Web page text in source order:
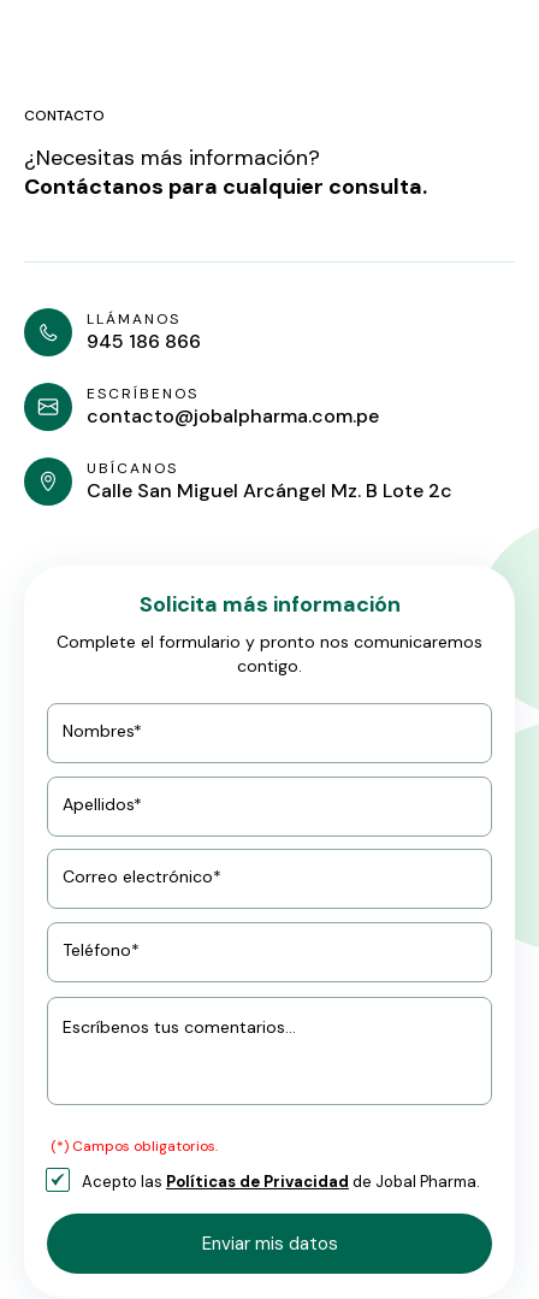
CONTACTO
¿Necesitas más información?
Contáctanos para cualquier consulta.
945 186 866
LLÁMANOS
contacto@jobalpharma.com.pe
ESCRÍBENOS
Calle San Miguel Arcángel Mz. B Lote 2c
UBÍCANOS
Solicita más información
Complete el formulario y pronto nos comunicaremos
contigo.
Nombres*
Apellidos*
Correo electrónico*
Teléfono*
Escríbenos tus comentarios...
(*) Campos obligatorios.
Acepto las Políticas de Privacidad de Jobal Pharma.